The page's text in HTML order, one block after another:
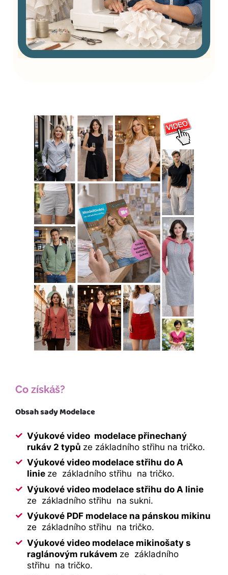
Co získáš?
Obsah sady Modelace
Výukové video modelace přinechaný
rukáv 2 typů ze základního střihu na tričko.
Výukové video modelace střihu do A
linie ze základního střihu na tričko.
Výukové video modelace střihu do A linie
ze základního střihu na sukni.
Výukové PDF modelace na pánskou mikinu
ze základního střihu na tričko.
Výukové video modelace mikinošaty s
raglánovým rukávem ze základního
střihu na tričko.